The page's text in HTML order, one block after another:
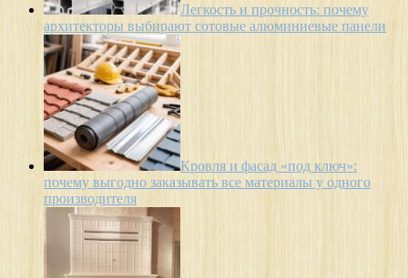
Легкость и прочность: почему
архитекторы выбирают сотовые алюминиевые панели
Кровля и фасад «под ключ»:
почему выгодно заказывать все материалы у одного
производителя